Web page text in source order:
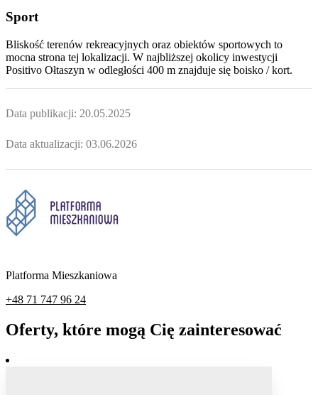
Sport
Bliskość terenów rekreacyjnych oraz obiektów sportowych to
mocna strona tej lokalizacji. W najbliższej okolicy inwestycji
Positivo Ołtaszyn w odległości 400 m znajduje się boisko / kort.
Data publikacji: 20.05.2025
Data aktualizacji: 03.06.2026
Platforma Mieszkaniowa
+48 71 747 96 24
Oferty, które mogą Cię zainteresować